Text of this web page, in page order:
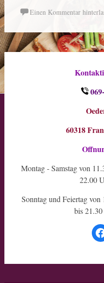
Einen Kommentar
60318
Montag - Samstag von
22.00
Sonntag und Feiertag
bis